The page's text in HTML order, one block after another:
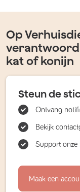
Op
verantwoord
kat of konijn
Steun de
Ontvang
Bekijk
Support onze
Maak een